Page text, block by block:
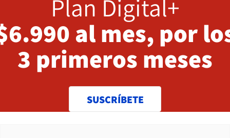
Plan Digital+
al mes, por
3 primeros meses
SUSCRÍBETE